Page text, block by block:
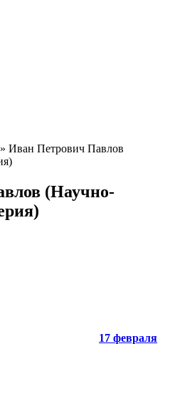
» Иван Петрович Павлов
(Научно-
17 февраля